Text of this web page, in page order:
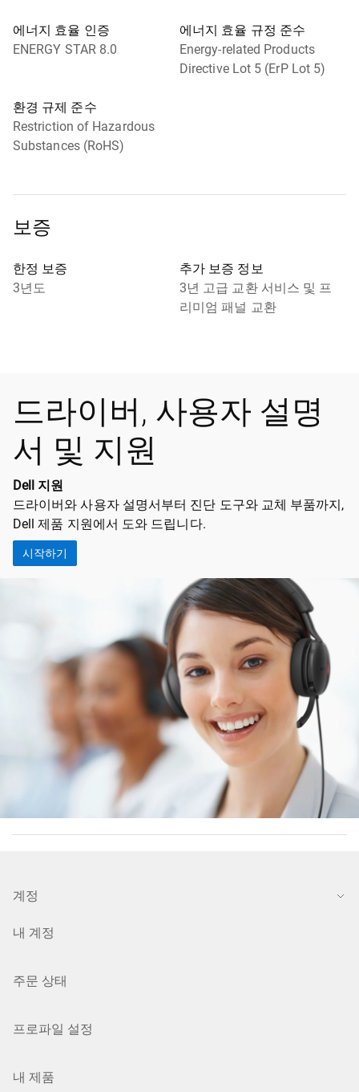
에너지 효율 인증
ENERGY STAR 8.0
에너지 효율 규정 준수
Energy-related Products
Directive Lot 5 (ErP Lot 5)
환경 규제 준수
Restriction of Hazardous
Substances (RoHS)
보증
한정 보증
3년도
추가 보증 정보
3년 고급 교환 서비스 및 프
리미엄 패널 교환
드라이버, 사용자 설명
서 및 지원
Dell 지원
드라이버와 사용자 설명서부터 진단 도구와 교체 부품까지,
Dell 제품 지원에서 도와 드립니다.
시작하기
계정
내 계정
주문 상태
프로파일 설정
내 제품